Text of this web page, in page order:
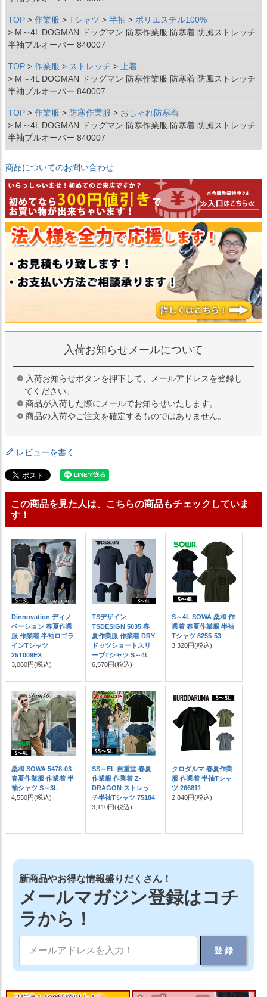
TOP 作業服 Tシャツ 半袖
ポリエステル100%
M～4L DOGMAN ドッグマン 防寒作業服 防寒着 防風ストレッチ
半袖プルオーバー 840007
TOP 作業服 ストレッチ
上着
M～4L DOGMAN ドッグマン 防寒作業服 防寒着 防風ストレッチ
半袖プルオーバー 840007
TOP 作業服 防寒作業服
おしゃれ防寒着
M～4L DOGMAN ドッグマン 防寒作業服 防寒着 防風ストレッチ
半袖プルオーバー 840007
商品についてのお問い合わせ
入荷お知らせメールについて
入荷お知らせボタンを押下して、メールアドレスを登録し
てください。
商品が入荷した際にメールでお知らせいたします。
商品の入荷やご注文を確定するものではありません。
レビューを書く
この商品を見た人は、こちらの商品もチェックしていま
す！
Dinnovation ディノ
ベーション 春夏作業
服 作業着 半袖ロゴラ
インTシャツ
25T009EX
3,060円(税込)
TSデザイン
TSDESIGN 5035 春
夏作業服 作業着 DRY
ドッツショートスリ
ーブTシャツ S～4L
6,570円(税込)
S～4L SOWA 桑和 作
業着 春夏作業服 半袖
Tシャツ 8255-53
3,320円(税込)
桑和 SOWA 5478-03
春夏作業服 作業着 半
袖シャツ S～3L
4,550円(税込)
SS～EL 自重堂 春夏
作業服 作業着 Z-
DRAGON ストレッ
チ半袖Tシャツ 75184
3,110円(税込)
クロダルマ 春夏作業
服 作業着 半袖Tシャ
ツ 266811
2,840円(税込)
新商品やお得な情報盛りだくさん！
メールマガジン登録はコチ
ラから！